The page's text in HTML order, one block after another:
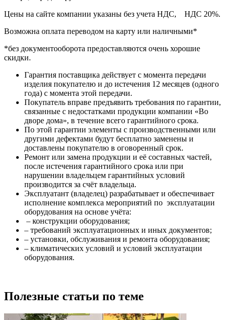
Цены на сайте компании указаны без учета НДС, НДС 20%.
Возможна оплата переводом на карту или наличными*
*без документооборота предоставляются очень хорошие
скидки.
Гарантия поставщика действует с момента передачи
изделия покупателю и до истечения 12 месяцев (одного
года) с момента этой передачи.
Покупатель вправе предъявить требования по гарантии,
связанные с недостатками продукции компании «Во
дворе дома», в течение всего гарантийного срока.
По этой гарантии элементы с производственными или
другими дефектами будут бесплатно заменены и
доставлены покупателю в оговоренный срок.
Ремонт или замена продукции и её составных частей,
после истечения гарантийного срока или при
нарушении владельцем гарантийных условий
производится за счёт владельца.
Эксплуатант (владелец) разрабатывает и обеспечивает
исполнение комплекса мероприятий по эксплуатации
оборудования на основе учёта:
– конструкции оборудования;
– требований эксплуатационных и иных документов;
– установки, обслуживания и ремонта оборудования;
– климатических условий и условий эксплуатации
оборудования.
Полезные статьи по теме